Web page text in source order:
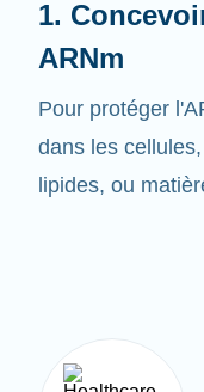
ARNm
Pour protéger
dans les
lipides, ou